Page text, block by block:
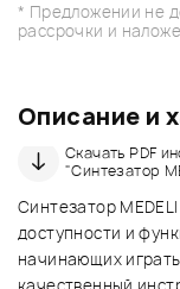
* Предложении не
рассрочки и
Описание и
Скачать PDF
"Синтезатор
Синтезатор
доступности и
начинающих